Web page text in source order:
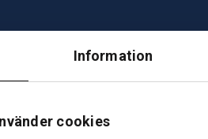
Information
cookies